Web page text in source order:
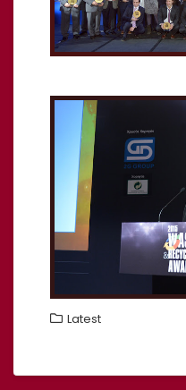
Latest